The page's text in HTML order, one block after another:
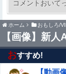
晒されて学
【衝撃】 きゃり
参政党・神谷代
策」と一刀両断
コメントおいて
ホーム おもしろ/
【画像】新
おすすめ!